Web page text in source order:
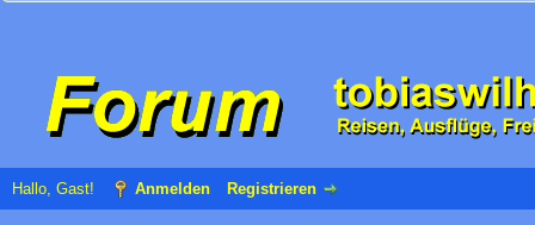
Hallo, Gast! Anmelden Registrieren